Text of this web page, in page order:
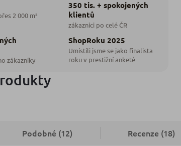
2 000 m²
350 tis. + spokojených
klientů
zákazníci po celé ČR
zákazníky
ShopRoku 2025
Umístili jsme se jako finalista
roku v prestižní anketě
Podobné (12) Recenze (18)